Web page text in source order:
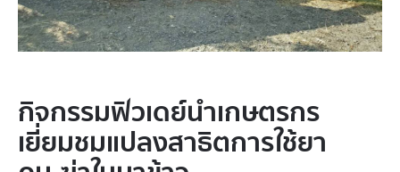
กิจกรรมฟิวเดย์นำเกษตรกร
เยี่ยมชมแปลงสาธิตการใช้ยา